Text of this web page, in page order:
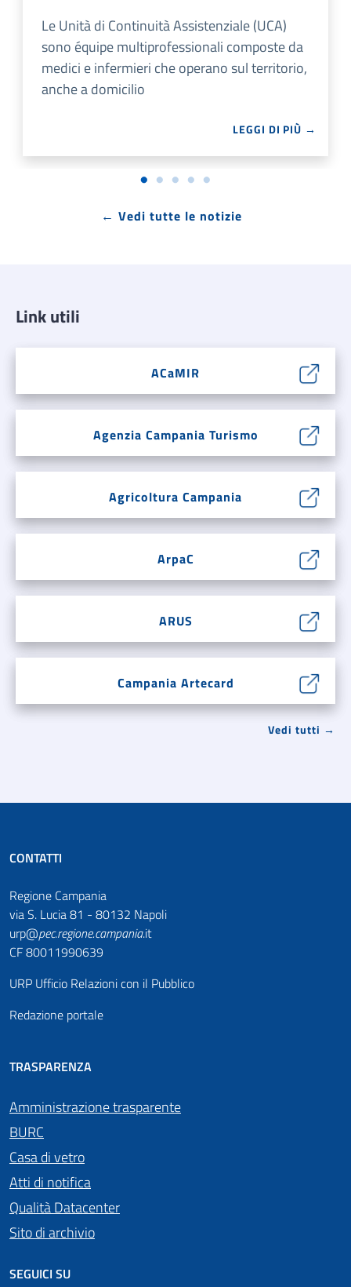
Le Unità di Continuità Assistenziale (UCA)
sono équipe multiprofessionali composte da
medici e infermieri che operano sul territorio,
anche a domicilio
LEGGI DI PIÙ →
← Vedi tutte le notizie
Link utili
ACaMIR
Agenzia Campania Turismo
Agricoltura Campania
ArpaC
ARUS
Campania Artecard
Vedi tutti →
CONTATTI
Regione Campania
via S. Lucia 81 - 80132 Napoli
urp@pec.regione.campania.it
CF 80011990639
URP Ufficio Relazioni con il Pubblico
Redazione portale
TRASPARENZA
Amministrazione trasparente
BURC
Casa di vetro
Atti di notifica
Qualità Datacenter
Sito di archivio
SEGUICI SU